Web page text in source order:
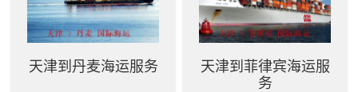
天津到丹麦海运服务
天津到菲律宾海运服
务